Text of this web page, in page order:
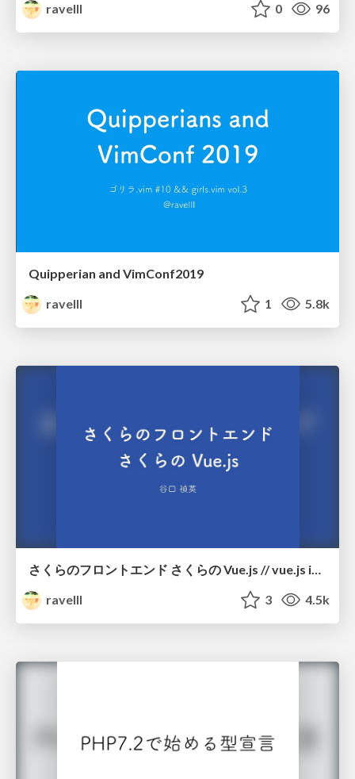
ravelll
0 96
Quipperian and VimConf2019
ravelll
1 5.8k
さくらのフロントエンド さくらの Vue.js // vue.js in SAKURA
ravelll
3 4.5k